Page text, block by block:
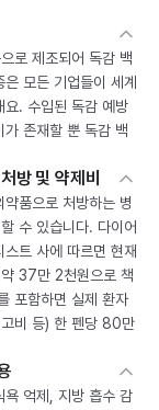
로 제조되어 독감 백
모든 기업들이 세계
요. 수입된 독감 예방
가 존재할 뿐 독감 백
방 및 약제비
품으로 처방하는 병
수 있습니다. 다이어
트 사에 따르면 현재
37만 2천원으로 책
포함하면 실제 환자
고비 등) 한 펜당 80만
욕 억제, 지방 흡수 감